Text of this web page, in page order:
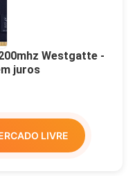
Westgatte -
juros
LIVRE